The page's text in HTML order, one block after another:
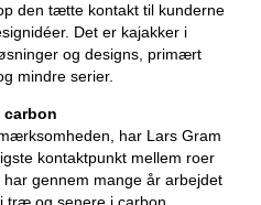
den tætte kontakt til kunderne
Det er kajakker i
og designs, primært
mindre serier.
har Lars Gram
kontaktpunkt mellem roer
gennem mange år arbejdet